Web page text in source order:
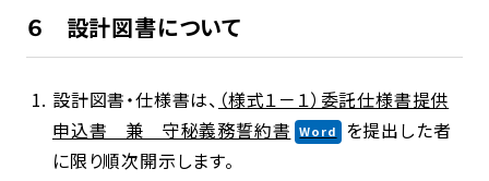
６ 設計図書について
設計図書・仕様書は、 （様式１－１）委託仕様書提供
申込書 兼 守秘義務誓約書
を提出した者
に限り順次開示します。